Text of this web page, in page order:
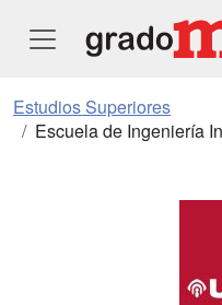
Estudios Superiores
Escuela de Ingeniería